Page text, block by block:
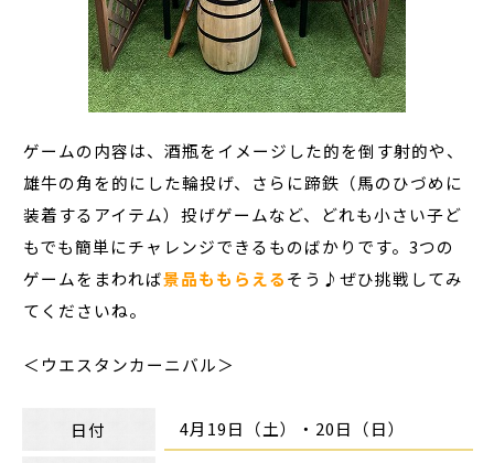
ゲームの内容は、酒瓶をイメージした的を倒す射的や、
雄牛の角を的にした輪投げ、さらに蹄鉄（馬のひづめに
装着するアイテム）投げゲームなど、どれも小さい子ど
もでも簡単にチャレンジできるものばかりです。3つの
ゲームをまわれば景品ももらえるそう♪ぜひ挑戦してみ
てくださいね。
＜ウエスタンカーニバル＞
日付 4月19日（土）・20日（日）